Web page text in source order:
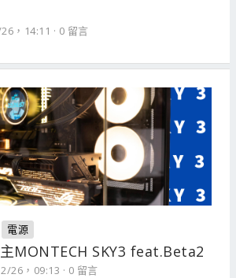
，14:11 0 留言
電源
MONTECH SKY3 feat.Beta2
26，09:13 0 留言